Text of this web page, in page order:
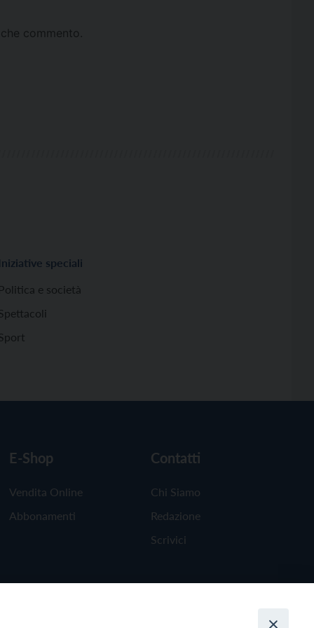
commento.
Iniziative speciali
Politica e società
E-Shop
Vendita Online
Abbonamenti
Contatti
Chi Siamo
Redazione
Scrivici